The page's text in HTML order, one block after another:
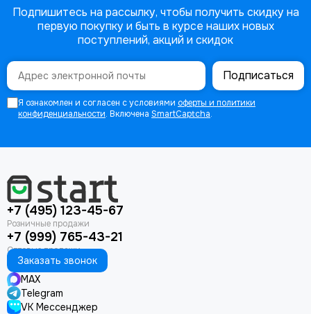
Подпишитесь на рассылку, чтобы получить скидку на
первую покупку и быть в курсе наших новых
поступлений, акций и скидок
Подписаться
Я ознакомлен и согласен с условиями оферты и политики
конфиденциальности. Включена SmartCaptcha.
+7 (495) 123-45-67
+7 (999) 765-43-21
Заказать звонок
MAX
Telegram
VK Мессенджер